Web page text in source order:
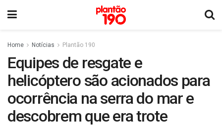
Home Notícias Plantão 190
Equipes de resgate e
helicóptero são acionados para
ocorrência na serra do mar e
descobrem que era trote